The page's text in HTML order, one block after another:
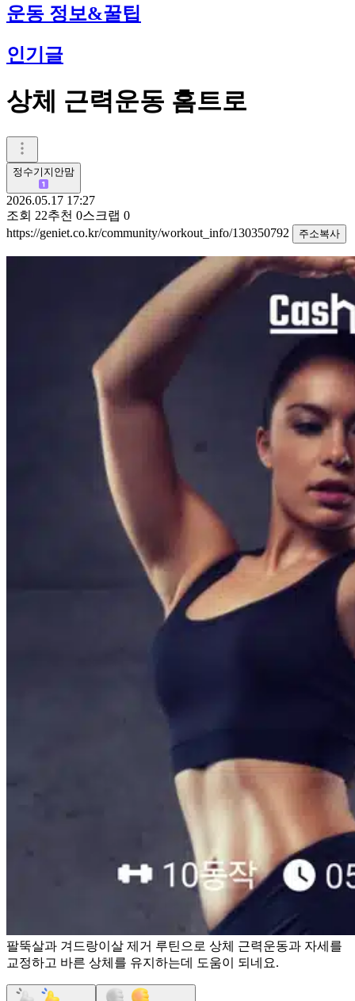
운동 정보&꿀팁
인기글
상체 근력운동 홈트로
정수기지안맘
2026.05.17 17:27
조회 22추천 0스크랩 0
https://geniet.co.kr/community/workout_info/130350792
주소복사
팔뚝살과 겨드랑이살 제거 루틴으로 상체 근력운동과 자세를
교정하고 바른 상체를 유지하는데 도움이 되네요.